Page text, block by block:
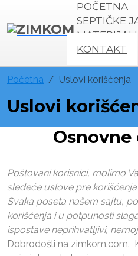
POČETNA
SEPTIČKE
MATERIJALI
KONTAKT
Početna Uslovi korišćenja
Uslovi
Poštovani korisnici, molimo
sledeće uslove pre
Svaka poseta našem sajtu,
korišćenja i u potpunosti
ispostave neprihvatljivi,
Dobrodošli na zimkom.com.